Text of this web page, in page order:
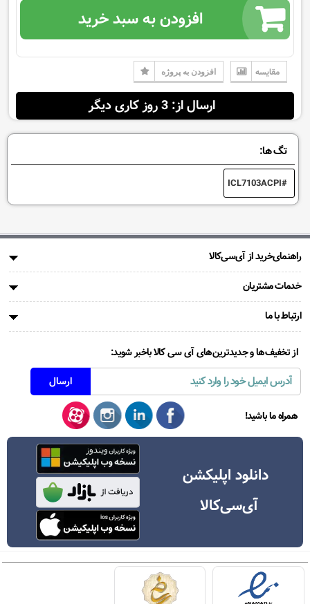
افزودن به سبد خرید
مقایسه افزودن به پروژه
ارسال از: 3 روز کاری دیگر
تگ ها:
ICL7103ACPI
راهنمای‌خرید از آی‌سی‌کالا
خدمات مشتریان
ارتباط با ما
از تخفیف‌ها و جدیدترین‌های آی سی کالا باخبر شوید:
همراه ما باشید!
دانلود اپلیکشن
آی‌سی‌کالا